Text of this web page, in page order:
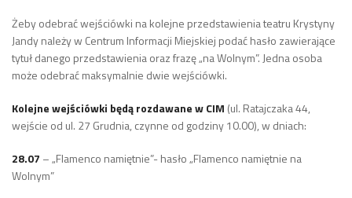
Żeby odebrać wejściówki na kolejne przedstawienia teatru Krystyny
Jandy należy w Centrum Informacji Miejskiej podać hasło zawierające
tytuł danego przedstawienia oraz frazę „na Wolnym”. Jedna osoba
może odebrać maksymalnie dwie wejściówki.
Kolejne wejściówki będą rozdawane w CIM (ul. Ratajczaka 44,
wejście od ul. 27 Grudnia, czynne od godziny 10.00), w dniach:
28.07 – „Flamenco namiętnie”- hasło „Flamenco namiętnie na
Wolnym”